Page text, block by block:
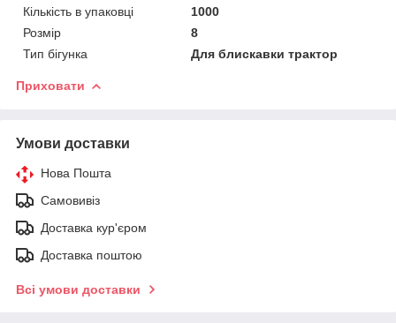
Кількість в упаковці
1000
Розмір
8
Тип бігунка
Для блискавки трактор
Приховати
Умови доставки
Нова Пошта
Самовивіз
Доставка кур'єром
Доставка поштою
Всі умови доставки